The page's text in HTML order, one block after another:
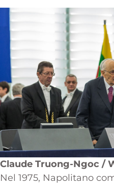
Claude Truong-Ngoc /
Nel 1975, Napolitano